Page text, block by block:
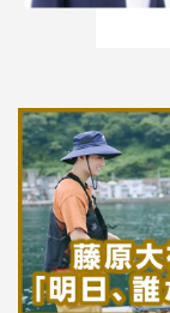
て、時にとても
しは、脚本の宮
さっていて。そ
て、絶妙な“ルカ
一筋縄ではいか
す答えなど、た
9話もぜひ楽し